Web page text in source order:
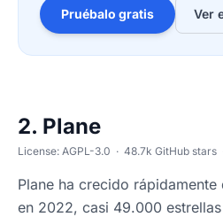
Pruébalo gratis Ver
2. Plane
License: AGPL-3.0 · 48.7k GitHub stars
Plane ha crecido rápidamente
en 2022, casi 49.000